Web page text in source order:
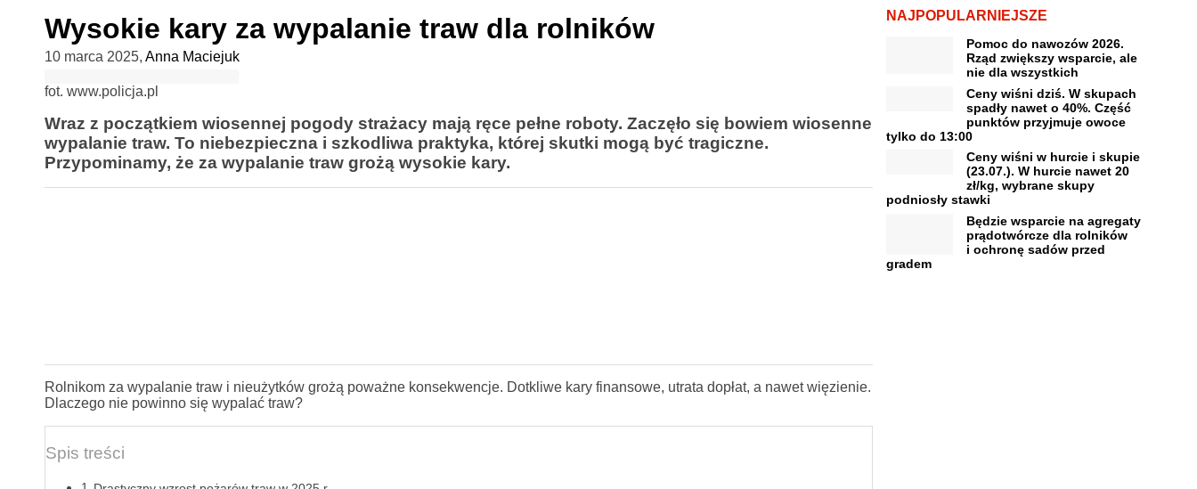
Wysokie kary za wypalanie traw dla rolników
10 marca 2025, Anna Maciejuk
fot. www.policja.pl
Wraz z początkiem wiosennej pogody strażacy mają ręce pełne roboty. Zaczęło się bowiem wiosenne
wypalanie traw. To niebezpieczna i szkodliwa praktyka, której skutki mogą być tragiczne.
Przypominamy, że za wypalanie traw grożą wysokie kary.
Rolnikom za wypalanie traw i nieużytków grożą poważne konsekwencje. Dotkliwe kary finansowe, utrata dopłat, a nawet więzienie.
Dlaczego nie powinno się wypalać traw?
Spis treści
NAJPOPULARNIEJSZE
Pomoc do nawozów 2026.
Rząd zwiększy wsparcie, ale
nie dla wszystkich
Ceny wiśni dziś. W skupach
spadły nawet o 40%. Część
punktów przyjmuje owoce
tylko do 13:00
Ceny wiśni w hurcie i skupie
(23.07.). W hurcie nawet 20
zł/kg, wybrane skupy
podniosły stawki
Będzie wsparcie na agregaty
prądotwórcze dla rolników
i ochronę sadów przed
gradem